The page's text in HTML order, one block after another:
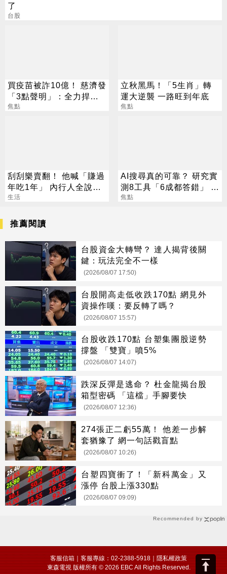
了
台股
買疫苗被詐10億！ 慈濟發
「3點聲明」：全力捍衛
捐款人權益
焦點
立秋黑馬！「5生肖」轉
運大逆襲 一路旺到年底
焦點
刮刮樂賣翻！ 他喊「賺過
年吃1年」 內行人全說
了：生存不易
生活
AI搜尋真的可靠？ 研究實
測8工具「6成都答錯」 這
款最糟錯9成
焦點
Recommended by
推薦閱讀
台股資金大轉彎？ 達人揭背後關
鍵：玩法完全不一樣
(2026/08/07 17:50)
台股開高走低收跌170點 網見外
資操作嘆：要反轉了嗎？
(2026/08/07 15:57)
台股收跌170點 台塑集團股逆勢
撐盤 「雙寶」噴5%
(2026/08/07 14:07)
跌深反彈是逃命？ 杜金龍揭台股
箱型密碼 「這檔」手腳要快
(2026/08/07 12:36)
274張正二虧55萬！ 他差一步解
套猶豫了 網一句話戳盲點
(2026/08/07 10:26)
台塑四寶衝了！「新科萬金」又
漲停 台股上漲330點
(2026/08/07 09:09)
客服信箱｜客服專線：02-2388-5918｜隱私權政策
東森電視 版權所有 © 2026 EBC All Rights Reserved.